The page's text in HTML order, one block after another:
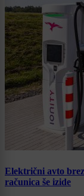
Električni avto
računica še izide